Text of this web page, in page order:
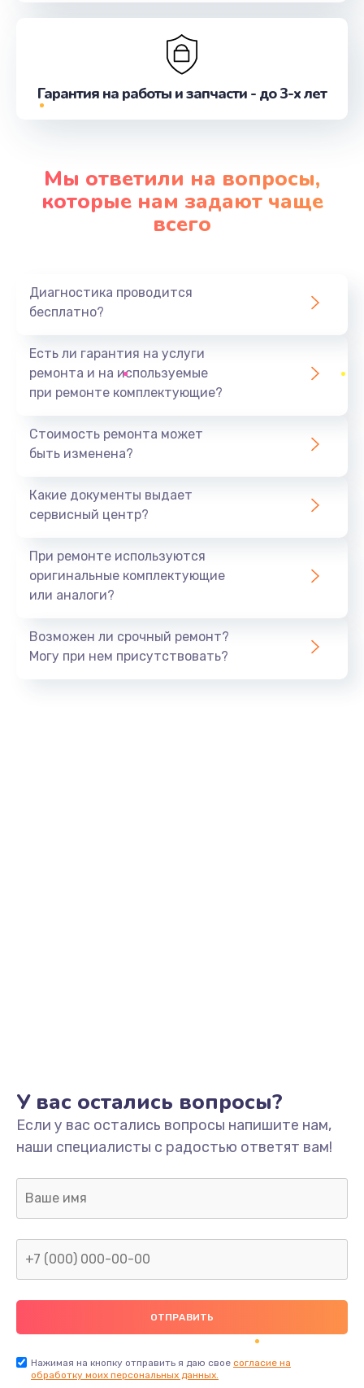
Гарантия на работы и запчасти - до 3-х лет
Мы ответили на вопросы,
которые нам задают чаще
всего
Диагностика проводится
бесплатно?
Есть ли гарантия на услуги
ремонта и на используемые
при ремонте комплектующие?
Стоимость ремонта может
быть изменена?
Какие документы выдает
сервисный центр?
При ремонте используются
оригинальные комплектующие
или аналоги?
Возможен ли срочный ремонт?
Могу при нем присутствовать?
У вас остались вопросы?
Если у вас остались вопросы напишите нам,
наши специалисты с радостью ответят вам!
Нажимая на кнопку отправить я даю свое согласие на
обработку моих персональных данных.